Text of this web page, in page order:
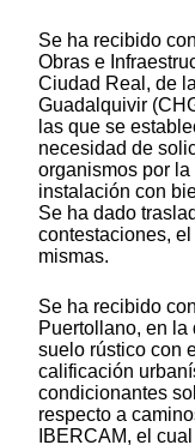
Se ha recibido
Obras e
Ciudad Real, de
Guadalquivir
las que se
necesidad de
organismos por
instalación con
Se ha dado
contestaciones,
mismas.
Se ha recibido
Puertollano, en la
suelo rústico con
calificación
condicionantes
respecto a
IBERCAM, el